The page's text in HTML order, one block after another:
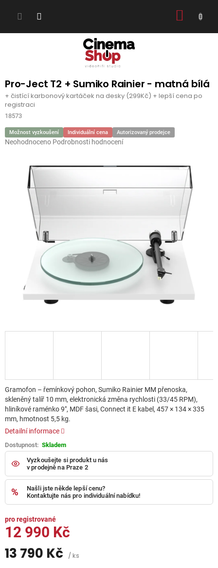
Pro-Ject T2 + Sumiko Rainier - matná bílá
+ čistící karbonový kartáček na desky (299Kč) + lepší cena po
registraci
18573
Možnost vyzkoušení Individuální cena Autorizovaný prodejce
Průměrné
hvězdiček.
Neohodnoceno Podrobnosti hodnocení
Vyzkoušejte si produkt u nás
v prodejně na Praze 2
Našli jste někde lepší cenu?
Kontaktujte nás pro individuální nabídku!
12 990 Kč
13 790 Kč / ks
Skladem
Gramofon – řemínkový pohon, Sumiko Rainier MM přenoska,
skleněný talíř 10 mm, elektronická změna rychlosti (33/45 RPM),
hliníkové raménko 9", MDF šasi, Connect it E kabel, 457 × 134 × 335
mm, hmotnost 5,5 kg.
Detailní informace